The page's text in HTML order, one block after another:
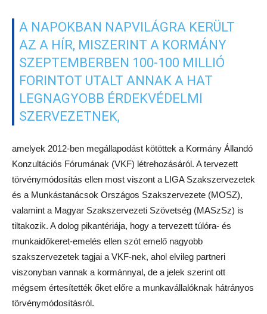
A NAPOKBAN NAPVILÁGRA KERÜLT
AZ A HÍR, MISZERINT A KORMÁNY
SZEPTEMBERBEN 100-100 MILLIÓ
FORINTOT UTALT ANNAK A HAT
LEGNAGYOBB ÉRDEKVÉDELMI
SZERVEZETNEK,
amelyek 2012-ben megállapodást kötöttek a Kormány Állandó
Konzultációs Fórumának (VKF) létrehozásáról. A tervezett
törvénymódosítás ellen most viszont a LIGA Szakszervezetek
és a Munkástanácsok Országos Szakszervezete (MOSZ),
valamint a Magyar Szakszervezeti Szövetség (MASzSz) is
tiltakozik. A dolog pikantériája, hogy a tervezett túlóra- és
munkaidőkeret-emelés ellen szót emelő nagyobb
szakszervezetek tagjai a VKF-nek, ahol elvileg partneri
viszonyban vannak a kormánnyal, de a jelek szerint ott
mégsem értesítették őket előre a munkavállalóknak hátrányos
törvénymódosításról.